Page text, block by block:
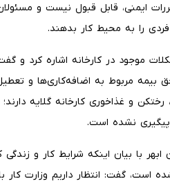
ایمنی، قابل قبول نیست و
را به محیط کار بدهند.
موجود در کارخانه اشاره کرد و
مربوط به اضافه‌کاری‌ها و
و غذاخوری کارخانه گلایه
نشده است.
ابهر با بیان اینکه شرایط کار و
است، گفت: انتظار داریم وزارت کار